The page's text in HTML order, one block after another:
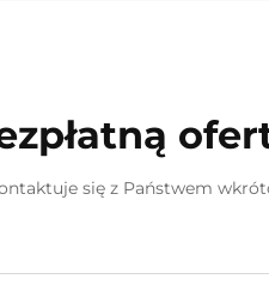
się z Państwem